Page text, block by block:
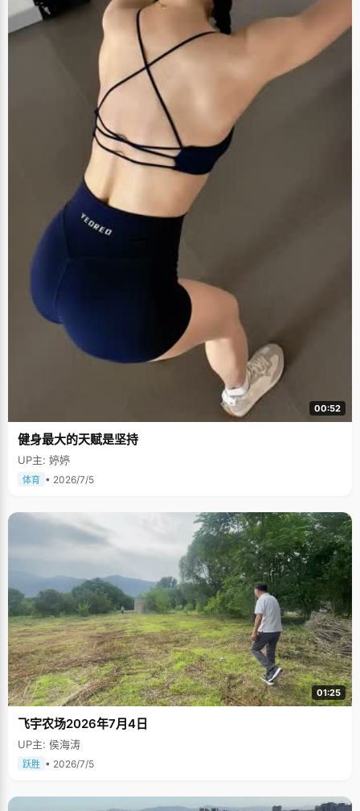
00:52
健身最大的天赋是坚持
UP主: 婷婷
体育 • 2026/7/5
01:25
飞宇农场2026年7月4日
UP主: 侯海涛
跃胜 • 2026/7/5